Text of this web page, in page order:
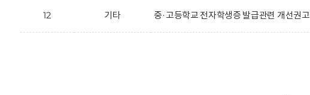
12 기타 중·고등학교 전자학생증 발급관련 개선권고